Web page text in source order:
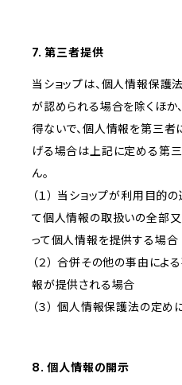
7. 第三者提供
当ショップは、個人情報保護
が認められる場合を除くほか
得ないで、個人情報を第三者
げる場合は上記に定める第
ん。
（１） 当ショップが利用目
て個人情報の取扱いの全部
って個人情報を提供する場合
（２） 合併その他の事由に
報が提供される場合
（３） 個人情報保護法の定
8. 個人情報の開示